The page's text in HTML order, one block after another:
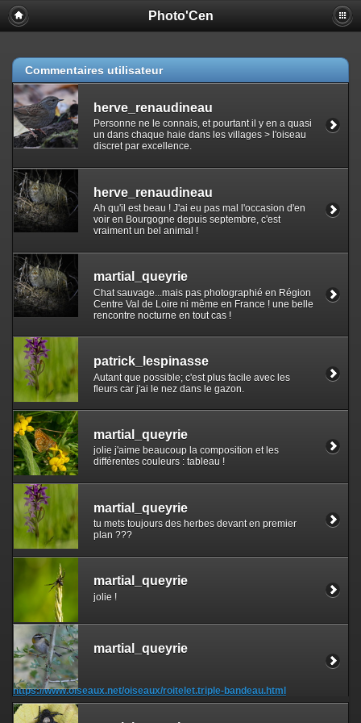
Photo'Cen
Commentaires utilisateur
herve_renaudineau
Personne ne le connais, et pourtant il y en a quasi
un dans chaque haie dans les villages > l'oiseau
discret par excellence.
herve_renaudineau
Ah qu'il est beau ! J'ai eu pas mal l'occasion d'en
voir en Bourgogne depuis septembre, c'est
vraiment un bel animal !
martial_queyrie
Chat sauvage...mais pas photographié en Région
Centre Val de Loire ni même en France ! une belle
rencontre nocturne en tout cas !
patrick_lespinasse
Autant que possible; c'est plus facile avec les
fleurs car j'ai le nez dans le gazon.
martial_queyrie
jolie j'aime beaucoup la composition et les
différentes couleurs : tableau !
martial_queyrie
tu mets toujours des herbes devant en premier
plan ???
martial_queyrie
jolie !
martial_queyrie
https://www.oiseaux.net/oiseaux/roitelet.triple-bandeau.html